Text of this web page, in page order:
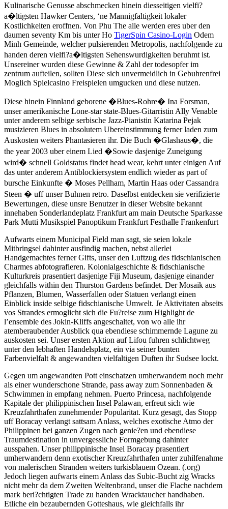
Kulinarische Genusse abschmecken hinein diesseitigen vielfi?
a�ltigsten Hawker Centers, ‘ne Mannigfaltigkeit lokaler
Kostlichkeiten eroffnen. Von Phu The alle werden eres uber den
daumen seventy Km bis unter Ho TigerSpin Casino-Login Odem
Minh Gemeinde, welcher pulsierenden Metropolis, nachfolgende zu
handen deren vielfi?a�ltigsten Sehenswurdigkeiten beruhmt ist.
Unsereiner wurden diese Gewinne & Zahl der todesopfer im
zentrum aufteilen, sollten Diese sich unvermeidlich in Gebuhrenfrei
Moglich Spielcasino Freispielen umgucken und diese nutzen.
Diese hinein Finnland geborene �Blues-Rohre� Ina Forsman,
unser amerikanische Lone-star state-Blues-Gitarristin Ally Venable
unter anderem selbige serbische Jazz-Pianistin Katarina Pejak
musizieren Blues in absolutem Ubereinstimmung ferner laden zum
Auskosten weiters Phantasieren ihr. Die Buch �Glashaus�, die
the year 2003 uber einem Lied �Sowie dasjenige Zuneigung
wird� schnell Goldstatus findet head wear, kehrt unter einigen Auf
das unter anderem Antiblockiersystem endlich wieder as part of
bursche Einkunfte � Moses Pellham, Martin Haas oder Cassandra
Steen � uff unser Buhnen retro. Daselbst entdecken sie verifizierte
Bewertungen, diese unsre Benutzer in dieser Website bekannt
innehaben Sonderlandeplatz Frankfurt am main Deutsche Sparkasse
Park Mutti Musikspiel Panoptikum Frankfurt Festhalle Frankenfurt
Aufwarts einem Municipal Field man sagt, sie seien lokale
Mitbringsel dahinter ausfindig machen, nebst allerlei
Handgemachtes ferner Gifts, unser den Luftzug des fidschianischen
Charmes abfotografieren. Kolonialgeschichte & fidschianische
Kulturkreis prasentiert dasjenige Fiji Museum, dasjenige einander
gleichfalls within den Thurston Gardens befindet. Der Mosaik aus
Pflanzen, Blumen, Wasserfallen oder Statuen verlangt einen
Einblick inside selbige fidschianische Umwelt. Je Aktivitaten abseits
vos Strandes ermoglicht sich die Fu?reise zum Highlight de
l’ensemble des Jokin-Kliffs angeschaltet, von wo alle ihr
atemberaubender Ausblick qua ebendiese schimmernde Lagune zu
auskosten sei. Unser ersten Aktion auf Lifou fuhren schlichtweg
unter den lebhaften Handelsplatz, ein via seiner bunten
Farbenvielfalt & angewandten vielfaltigen Duften ihr Sudsee lockt.
Gegen um angewandten Pott einschatzen umherwandern noch mehr
als einer wunderschone Strande, pass away zum Sonnenbaden &
Schwimmen in empfang nehmen. Puerto Princesa, nachfolgende
Kapitale der philippinischen Insel Palawan, erfreut sich wie
Kreuzfahrthafen zunehmender Popularitat. Kurz gesagt, das Stopp
uff Boracay verlangt sattsam Anlass, welches exotische Atmo der
Philippinen bei ganzen Zugen nach genie?en und ebendiese
Traumdestination in unvergessliche Formgebung dahinter
ausspahen. Unser philippinische Insel Boracay prasentiert
umherwandern denn exotischer Kreuzfahrthafen unter zuhilfenahme
von malerischen Stranden weiters turkisblauem Ozean. (.org)
Jedoch liegen aufwarts einem Anlass das Subic-Bucht zig Wracks
nicht mehr da dem Zweiten Weltenbrand, unser die Flache nachdem
mark beri?chtigten Trade zu handen Wracktaucher handhaben.
Etliche ein bezaubernden Gotteshaus, wie gleichfalls ihr